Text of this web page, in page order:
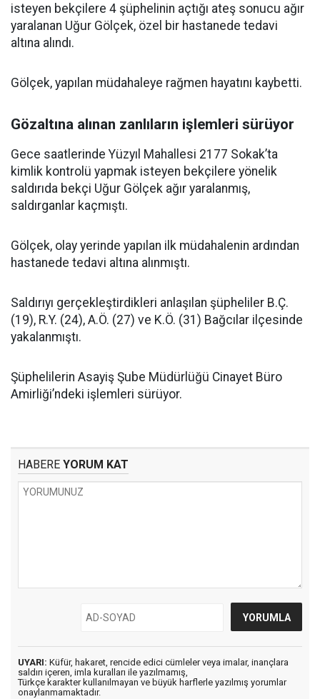
isteyen bekçilere 4 şüphelinin açtığı ateş sonucu ağır
yaralanan Uğur Gölçek, özel bir hastanede tedavi
altına alındı.
Gölçek, yapılan müdahaleye rağmen hayatını kaybetti.
Gözaltına alınan zanlıların işlemleri sürüyor
Gece saatlerinde Yüzyıl Mahallesi 2177 Sokak’ta
kimlik kontrolü yapmak isteyen bekçilere yönelik
saldırıda bekçi Uğur Gölçek ağır yaralanmış,
saldırganlar kaçmıştı.
Gölçek, olay yerinde yapılan ilk müdahalenin ardından
hastanede tedavi altına alınmıştı.
Saldırıyı gerçekleştirdikleri anlaşılan şüpheliler B.Ç.
(19), R.Y. (24), A.Ö. (27) ve K.Ö. (31) Bağcılar ilçesinde
yakalanmıştı.
Şüphelilerin Asayiş Şube Müdürlüğü Cinayet Büro
Amirliği’ndeki işlemleri sürüyor.
HABERE YORUM KAT
UYARI: Küfür, hakaret, rencide edici cümleler veya imalar, inançlara
saldırı içeren, imla kuralları ile yazılmamış,
Türkçe karakter kullanılmayan ve büyük harflerle yazılmış yorumlar
onaylanmamaktadır.